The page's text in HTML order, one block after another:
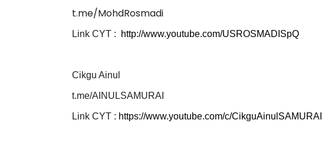
t.me/MohdRosmadi
Link CYT : http://www.youtube.com/USROSMADISpQ
Cikgu Ainul
t.me/AINULSAMURAI
Link CYT : https://www.youtube.com/c/CikguAinulSAMURAI